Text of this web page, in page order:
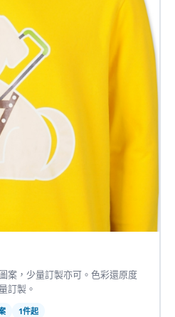
案，少量訂製亦可。色彩還原度
訂製。
1件起